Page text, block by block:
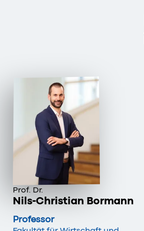
Prof. Dr.
Nils-Christian Bormann
Professor